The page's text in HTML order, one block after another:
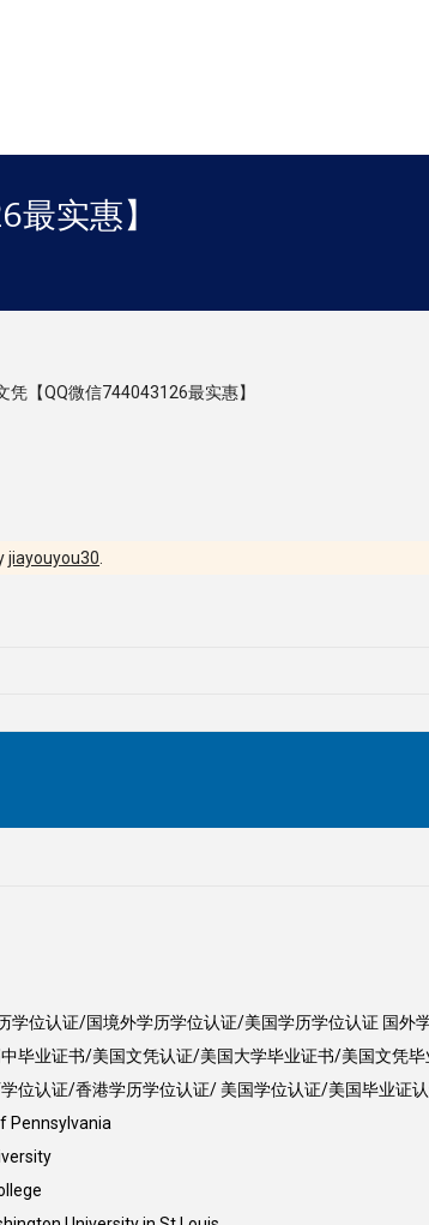
实惠】
凭【QQ微信744043126最实惠】
jiayouyou30
学位认证/国境外学历学位认证/美国学历学位认证 国
毕业证书/美国文凭认证/美国大学毕业证书/美国文凭
位认证/香港学历学位认证/ 美国学位认证/美国毕业证
Pennsylvania